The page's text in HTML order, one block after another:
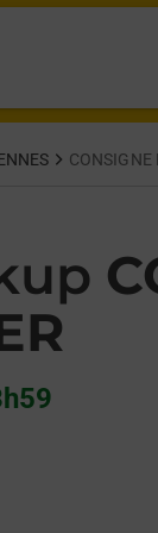
CONSIGNE
DU